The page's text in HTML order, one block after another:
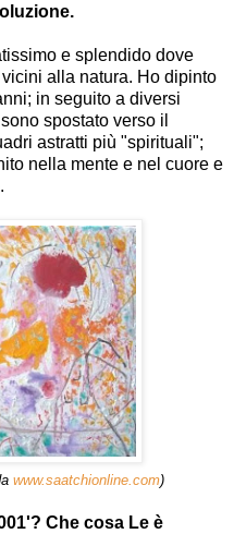
e splendido dove
alla natura. Ho dipinto
in seguito a diversi
spostato verso il
astratti più "spirituali";
nella mente e nel cuore e
www.saatchionline.com)
Che cosa Le è